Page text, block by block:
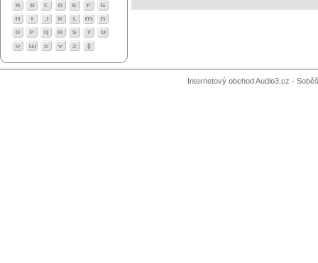
Internetový obchod Audio3.cz -